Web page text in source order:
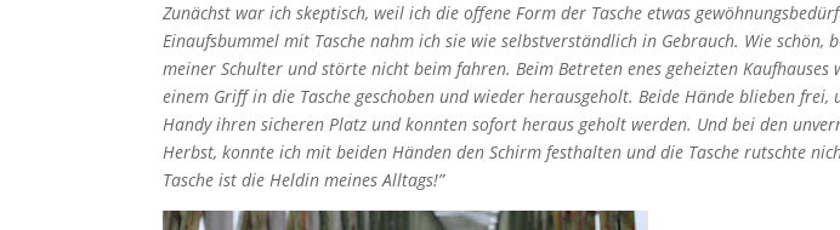
Zunächst war ich skeptisch, weil ich die offene Form der Tasche etwas
Einaufsbummel mit Tasche nahm ich sie wie selbstverständlich in Gebrauch. Wie
meiner Schulter und störte nicht beim fahren. Beim Betreten enes geheizten
einem Griff in die Tasche geschoben und wieder herausgeholt. Beide Hände blieben
Handy ihren sicheren Platz und konnten sofort heraus geholt werden. Und bei den
Herbst, konnte ich mit beiden Händen den Schirm festhalten und die Tasche rutschte
Tasche ist die Heldin meines Alltags!”